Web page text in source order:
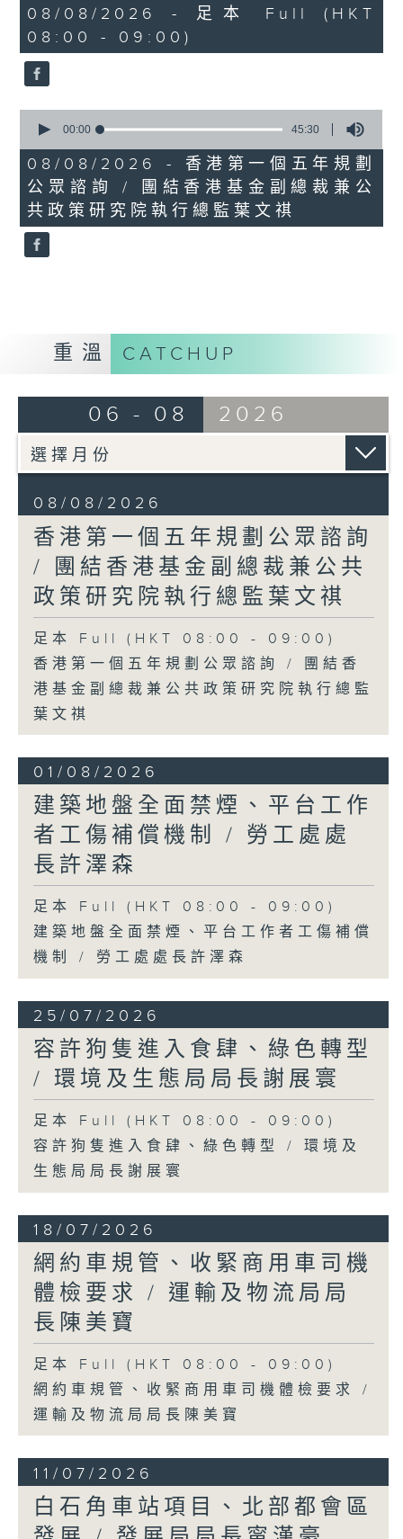
52
minutes,
0
seconds
08/08/2026 - 足本 Full (HKT
08:00 - 09:00)
seconds
45
minutes,
30
seconds
00:00 45:30
08/08/2026 - 香港第一個五年規劃
公眾諮詢 / 團結香港基金副總裁兼公
共政策研究院執行總監葉文祺
重溫 CATCHUP
06 - 08 2026
08/08/2026
香港第一個五年規劃公眾諮詢
/ 團結香港基金副總裁兼公共
政策研究院執行總監葉文祺
足本 Full (HKT 08:00 - 09:00)
香港第一個五年規劃公眾諮詢 / 團結香
港基金副總裁兼公共政策研究院執行總監
葉文祺
01/08/2026
建築地盤全面禁煙、平台工作
者工傷補償機制 / 勞工處處
長許澤森
足本 Full (HKT 08:00 - 09:00)
建築地盤全面禁煙、平台工作者工傷補償
機制 / 勞工處處長許澤森
25/07/2026
容許狗隻進入食肆、綠色轉型
/ 環境及生態局局長謝展寰
足本 Full (HKT 08:00 - 09:00)
容許狗隻進入食肆、綠色轉型 / 環境及
生態局局長謝展寰
18/07/2026
網約車規管、收緊商用車司機
體檢要求 / 運輸及物流局局
長陳美寶
足本 Full (HKT 08:00 - 09:00)
網約車規管、收緊商用車司機體檢要求 /
運輸及物流局局長陳美寶
11/07/2026
白石角車站項目、北部都會區